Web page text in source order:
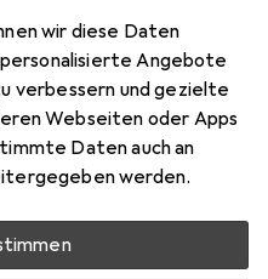
wir diese Daten
personalisierte Angebote
verbessern und gezielte
Webseiten oder Apps
Daten auch an
werden.
Marke
Mehr von Woood
verfügbar